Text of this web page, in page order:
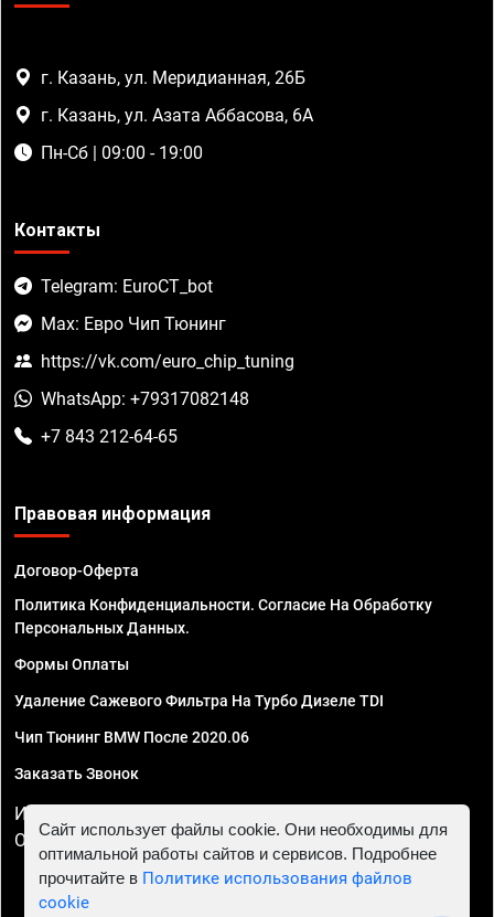
г. Казань, ул. Меридианная, 26Б
г. Казань, ул. Азата Аббасова, 6А
Пн-Сб | 09:00 - 19:00
Контакты
Telegram: EuroCT_bot
Max: Евро Чип Тюнинг
https://vk.com/euro_chip_tuning
WhatsApp: +79317082148
+7 843 212-64-65
Правовая информация
Договор-Оферта
Политика Конфиденциальности. Согласие На Обработку
Персональных Данных.
Формы Оплаты
Удаление Сажевого Фильтра На Турбо Дизеле TDI
Чип Тюнинг BMW После 2020.06
Заказать Звонок
ИП Смирнов Георгий Павлович. ИНН 781302555843,
ОГРНИП 324470400032610
Сайт использует файлы cookie. Они необходимы для
оптимальной работы сайтов и сервисов. Подробнее
прочитайте в Политике использования файлов
cookie